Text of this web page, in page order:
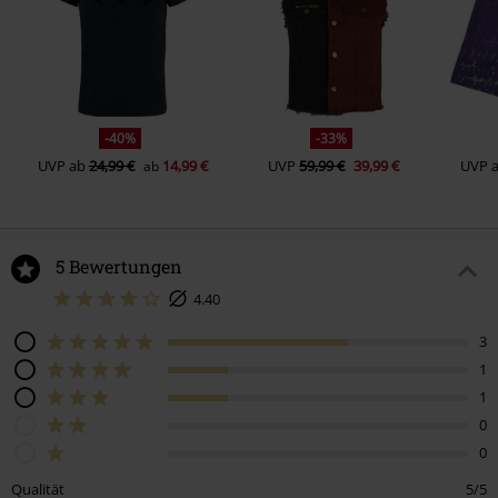
-40%
UVP ab24,99 € ab 14,99 €
-33%
UVP 59,99 € 39,99 € UVP
5 Bewertungen
4.40
3
1
1
0
0
Qualität
5/5